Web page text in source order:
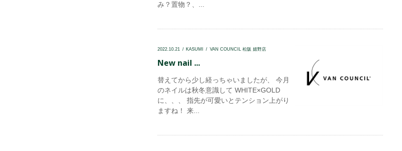
み？置物？、...
2022.10.21 KASUMI VAN COUNCIL 松阪 嬉野店
New nail ...
替えてから少し経っちゃいましたが、 今月
のネイルは秋冬意識して WHITE×GOLD
に、、、 指先が可愛いとテンション上がり
ますね！ 来...